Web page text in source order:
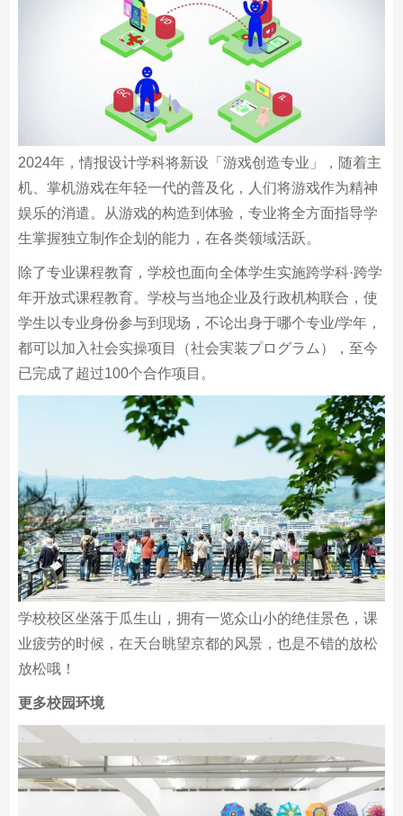
2024年，情报设计学科将新设「游戏创造专业」，随着主
机、掌机游戏在年轻一代的普及化，人们将游戏作为精神
娱乐的消遣。从游戏的构造到体验，专业将全方面指导学
生掌握独立制作企划的能力，在各类领域活跃。
除了专业课程教育，学校也面向全体学生实施跨学科·跨学
年开放式课程教育。学校与当地企业及行政机构联合，使
学生以专业身份参与到现场，不论出身于哪个专业/学年，
都可以加入社会实操项目（社会実装プログラム），至今
已完成了超过100个合作项目。
学校校区坐落于瓜生山，拥有一览众山小的绝佳景色，课
业疲劳的时候，在天台眺望京都的风景，也是不错的放松
放松哦！
更多校园环境